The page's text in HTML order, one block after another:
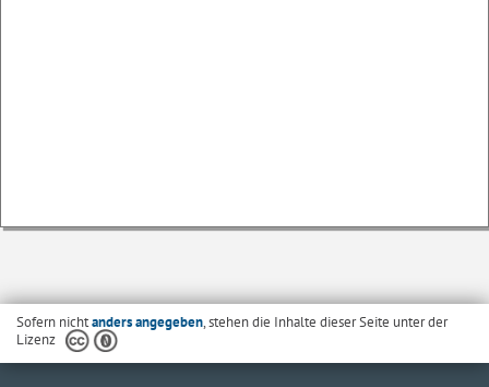
Sofern nichtanders angegeben, stehen die Inhalte dieser Seite unter der
Lizenz